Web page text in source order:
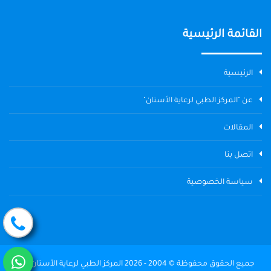
القائمة الرئيسية
الرئيسية
عن "المركز الطبي لرعاية الأسنان"
المقالات
اتصل بنا
سياسة الخصوصية
جميع الحقوق محفوظة © 2004 - 2026 المركز الطبي لرعاية الأسنان The